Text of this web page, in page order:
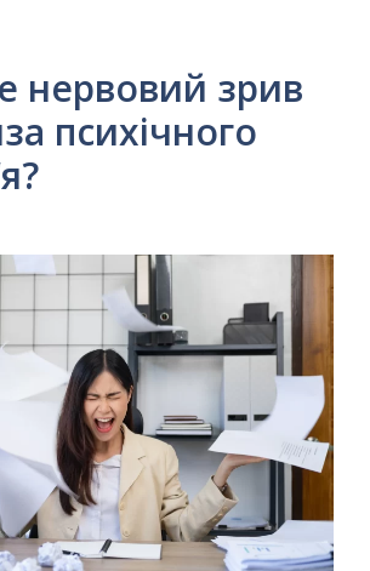
нервовий зрив
психічного